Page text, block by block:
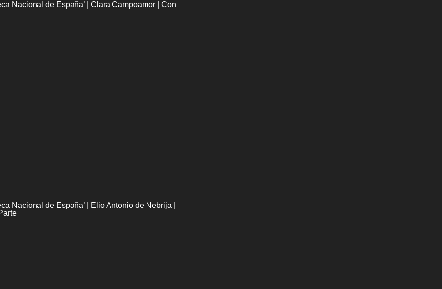
Nacional de España’ | Clara Campoamor | Con
Nacional de España’ | Elio Antonio de Nebrija |